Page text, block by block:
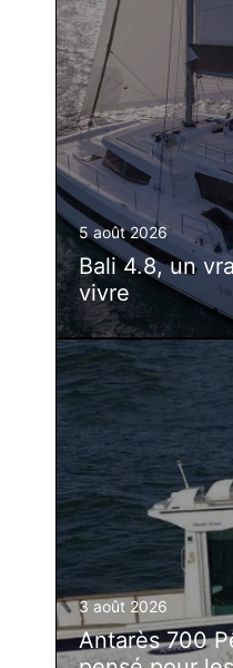
5 août 2026
Bali 4.8, un
vivre
3 août 2026
Antarès 700